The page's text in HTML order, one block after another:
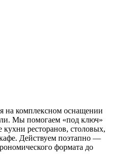
на комплексном оснащении
Мы помогаем «под ключ»
кухни ресторанов, столовых,
Действуем поэтапно —
формата до